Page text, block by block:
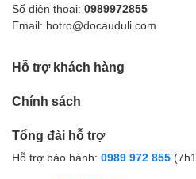
Số điện thoại: 0989972855
Email: hotro@docauduli.com
Hỗ trợ khách hàng
Chính sách
Tổng đài hỗ trợ
Hỗ trợ bảo hành: 0989 972 855